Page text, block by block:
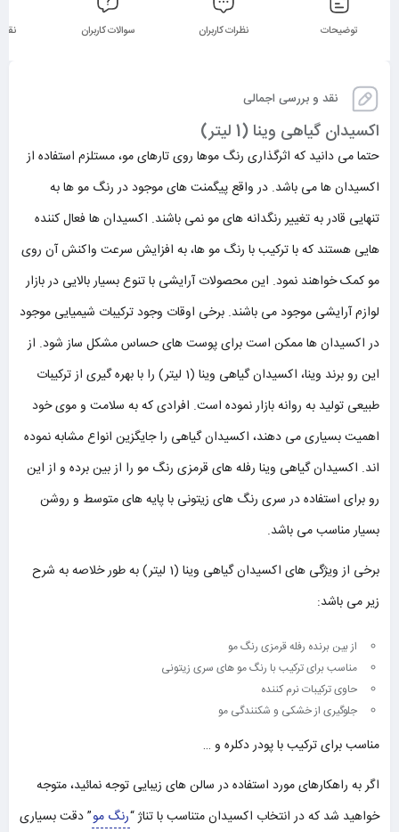
توضیحات نظرات کاربران سوالات کاربران
نقد و بررسی اجمالی
اکسیدان گیاهی وینا (1 لیتر)
حتما می دانید که اثرگذاری رنگ موها روی تارهای مو، مستلزم استفاده از
اکسیدان ها می باشد. در واقع پیگمنت های موجود در رنگ مو ها به
تنهایی قادر به تغییر رنگدانه های مو نمی باشند. اکسیدان ها فعال کننده
هایی هستند که با ترکیب با رنگ مو ها، به افزایش سرعت واکنش آن روی
مو کمک خواهند نمود. این محصولات آرایشی با تنوع بسیار بالایی در بازار
لوازم آرایشی موجود می باشند. برخی اوقات وجود ترکیبات شیمیایی موجود
در اکسیدان ها ممکن است برای پوست های حساس مشکل ساز شود. از
این رو برند وینا، اکسیدان گیاهی وینا (1 لیتر) را با بهره گیری از ترکیبات
طبیعی تولید به روانه بازار نموده است. افرادی که به سلامت و موی خود
اهمیت بسیاری می دهند، اکسیدان گیاهی را جایگزین انواع مشابه نموده
اند. اکسیدان گیاهی وینا رفله های قرمزی رنگ مو را از بین برده و از این
رو برای استفاده در سری رنگ های زیتونی با پایه های متوسط و روشن
بسیار مناسب می باشد.
برخی از ویژگی های اکسیدان گیاهی وینا (1 لیتر) به طور خلاصه به شرح
زیر می باشد:
از بین برنده رفله قرمزی رنگ مو
مناسب برای ترکیب با رنگ مو های سری زیتونی
حاوی ترکیبات نرم کننده
جلوگیری از خشکی و شکنندگی مو
مناسب برای ترکیب با پودر دکلره و …
اگر به راهکارهای مورد استفاده در سالن های زیبایی توجه نمائید، متوجه
خواهید شد که در انتخاب اکسیدان متناسب با تناژ “رنگ مو” دقت بسیاری